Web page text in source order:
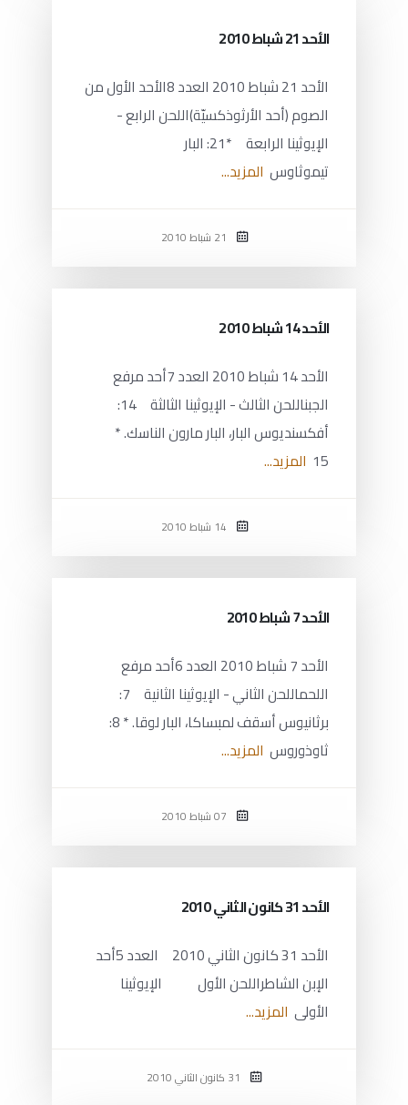
الأحد 21 شباط 2010
الأحد 21 شباط 2010 العدد 8الأحد الأول من
الصوم (أحد الأرثوذكسيّة)اللحن الرابع -
الإيوثينا الرابعة *21: البار
تيموثاوس المزيد...
الأحد 14 شباط 2010
الأحد 14 شباط 2010 العدد 7أحد مرفع
الجبناللحن الثالث - الإيوثينا الثالثة 14:
أفكسنديوس البار، البار مارون الناسك. *
15 المزيد...
الأحد 7 شباط 2010
الأحد 7 شباط 2010 العدد 6أحد مرفع
اللحماللحن الثاني - الإيوثينا الثانية 7:
برثانيوس أسقف لمبساكا، البار لوقا. * 8:
ثاوذوروس المزيد...
الأحد 31 كانون الثاني 2010
الأحد 31 كانون الثاني 2010 العدد 5أحد
الإبن الشاطراللحن الأول الإيوثينا
الأولى المزيد...